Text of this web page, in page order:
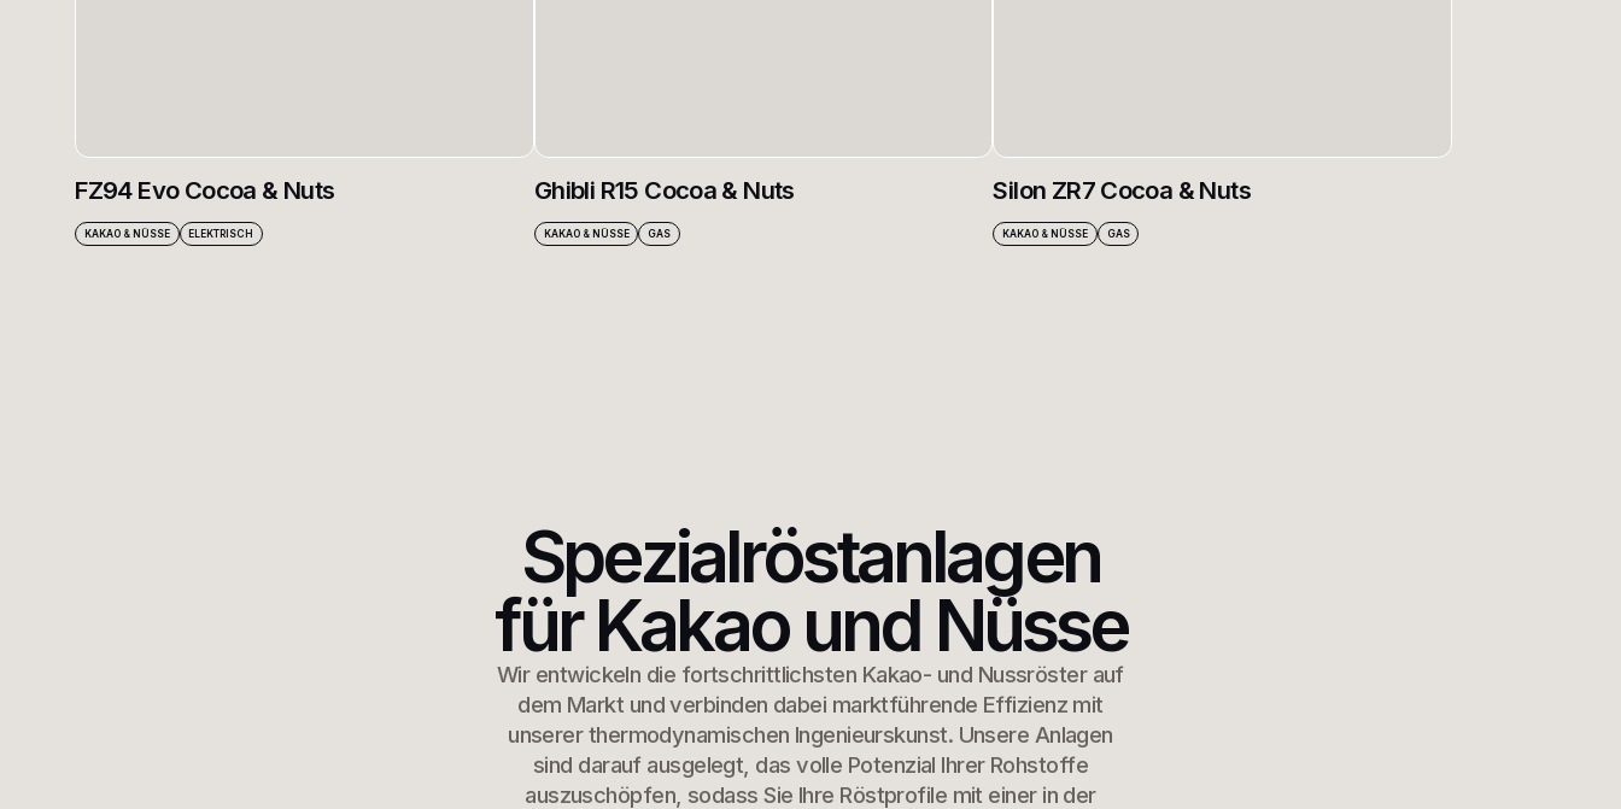
FZ94 Evo Cocoa & Nuts
KAKAO & NÜSSE ELEKTRISCH
Ghibli R15 Cocoa & Nuts
KAKAO & NÜSSE GAS
Silon ZR7 Cocoa & Nuts
KAKAO & NÜSSE GAS
Spezialröstanlagen
für Kakao und Nüsse
Wir entwickeln die fortschrittlichsten Kakao- und Nussröster auf
dem Markt und verbinden dabei marktführende Effizienz mit
unserer thermodynamischen Ingenieurskunst. Unsere Anlagen
sind darauf ausgelegt, das volle Potenzial Ihrer Rohstoffe
auszuschöpfen, sodass Sie Ihre Röstprofile mit einer in der